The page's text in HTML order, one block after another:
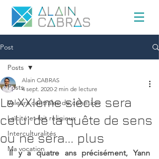
Post
Posts
Valeurs centrales de cohésion
Laïcité et fait religieux
Interculturalités
Ma vocation
Posts
Le XXIème siècle sera
celui de la quête de sens
ou ne sera... plus
Alain CABRAS
4 sept. 2020 2 min de lecture
Il y a quatre ans précisément, Yann